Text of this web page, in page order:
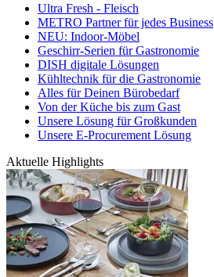
Ultra Fresh - Fleisch
METRO Partner für jedes Business
NEU: Indoor-Möbel
Geschirr-Serien für Gastronomie
DISH digitale Lösungen
Kühltechnik für die Gastronomie
Alles für Deinen Bürobedarf
Von der Küche bis zum Gast
Unsere Lösung für Großkunden
Unsere E-Procurement Lösung
Aktuelle Highlights